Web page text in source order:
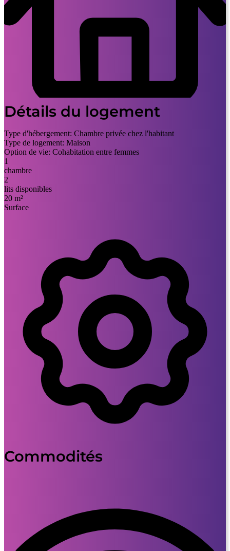
Détails du logement
Type d'hébergement: Chambre privée chez l'habitant
Type de logement: Maison
Option de vie: Cohabitation entre femmes
1
chambre
2
lits disponibles
20 m²
Surface
Commodités